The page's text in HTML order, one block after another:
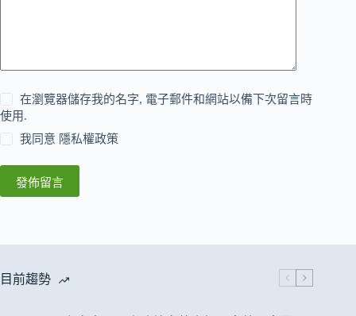
在瀏覽器儲存我的名字, 電子郵件和網站以備下次留言時
使用.
我同意 隱私權政策
發佈留言
目前趨勢